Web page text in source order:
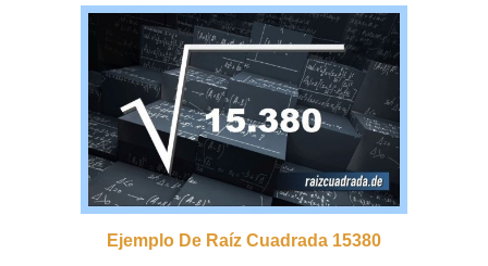
Ejemplo De Raíz Cuadrada 15380